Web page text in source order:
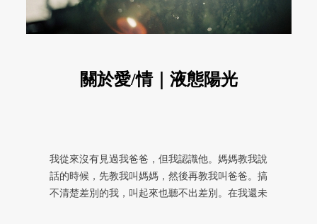
關於愛/情｜液態陽光
我從來沒有見過我爸爸，但我認識他。媽媽教我說
話的時候，先教我叫媽媽，然後再教我叫爸爸。搞
不清楚差別的我，叫起來也聽不出差別。在我還未